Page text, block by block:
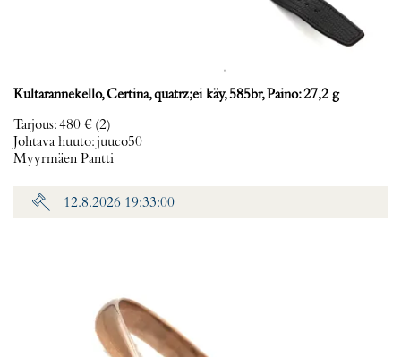
Kultarannekello, Certina, quatrz;ei käy, 585br, Paino: 27,2 g
Tarjous:480 € (2)
Johtava huuto:juuco50
Myyrmäen Pantti
12.8.2026 19:33:00